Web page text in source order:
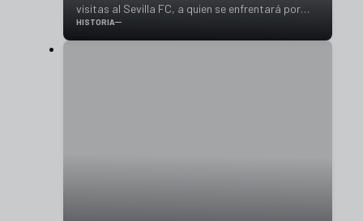
visitas al Sevilla FC, a quien se enfrentará por
cuadragésima quinta vez en Primera
HISTORIA